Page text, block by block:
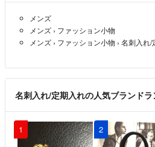
メンズ
メンズ › ファッション小物
メンズ › ファッション小物 › 名刺入れ/
名刺入れ/定期入れの人気ブランド
1 2